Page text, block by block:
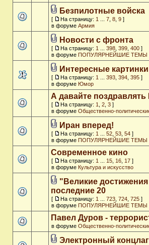
Безпилотные войска
[ На страницу: 1 7 8 9 ]
в форуме Армия
Новости с фронта
[ На страницу: 1 398 399 400 ]
в форуме ПОПУЛЯРНЕЙШИЕ ТЕМЫ
Интересные картинки
[ На страницу: 1 393 394 395 ]
в форуме Юмор
А давайте
[ На страницу: 1 2 3 ]
в форуме Общественно-
Иран вперед!
[ На страницу: 1 52 53 54 ]
в форуме ПОПУЛЯРНЕЙШИЕ ТЕМЫ
Современное кино
[ На страницу: 1 15 16 17 ]
в форуме Культура и искусство
"Великие
последние 20
[ На страницу: 1 723 724 725 ]
в форуме ПОПУЛЯРНЕЙШИЕ ТЕМЫ
Павел Дуров -
в форуме Общественно-
Электронный